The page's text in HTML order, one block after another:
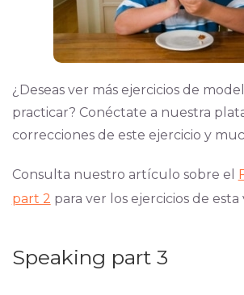
¿Deseas ver más ejercicios de
practicar? Conéctate a nuestra
correcciones de este ejercicio y
Consulta nuestro artículo sobre el
part 2 para ver los ejercicios de esta
Speaking part 3